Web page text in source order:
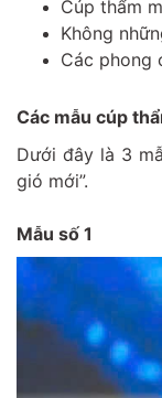
Cúp thẩm
Không
Các phong
Các mẫu cúp
Dưới đây là 3
gió mới”.
Mẫu số 1